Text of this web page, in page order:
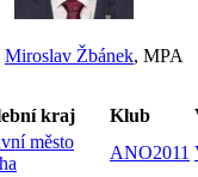
Miroslav Žbánek, MPA
kraj Klub
město
ANO2011